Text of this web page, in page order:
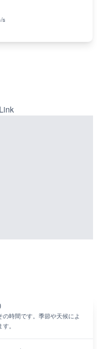
s
の時間です。季節や天候によ
。